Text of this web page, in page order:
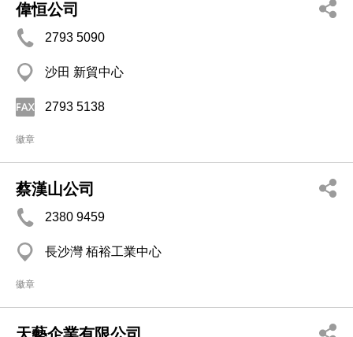
偉恒公司
2793 5090
沙田 新貿中心
2793 5138
徽章
蔡漢山公司
2380 9459
長沙灣 栢裕工業中心
徽章